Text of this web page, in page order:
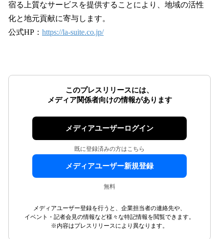
宿る上質なサービスを提供することにより、地域の活性
化と地元貢献に寄与します。
公式HP： https://la-suite.co.jp/
このプレスリリースには、
メディア関係者向けの情報があります
メディアユーザーログイン
既に登録済みの方はこちら
メディアユーザー新規登録
無料
メディアユーザー登録を行うと、企業担当者の連絡先や、
イベント・記者会見の情報など様々な特記情報を閲覧できます。
※内容はプレスリリースにより異なります。